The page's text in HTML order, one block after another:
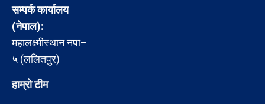
सम्पर्क कार्यालय
(नेपाल):
महालक्ष्मीस्थान नपा–
५ (ललितपुर)
हाम्रो टीम